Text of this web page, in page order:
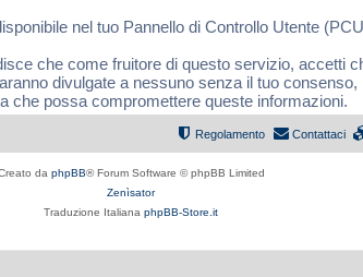
nel tuo Pannello di Controllo Utente
che come fruitore di questo servizio, accetti
divulgate a nessuno senza il tuo
che possa compromettere queste informazioni.
Contattaci
Regolamento
da phpBB® Forum Software © phpBB Limited
Zenìsator
Traduzione Italiana phpBB-Store.it